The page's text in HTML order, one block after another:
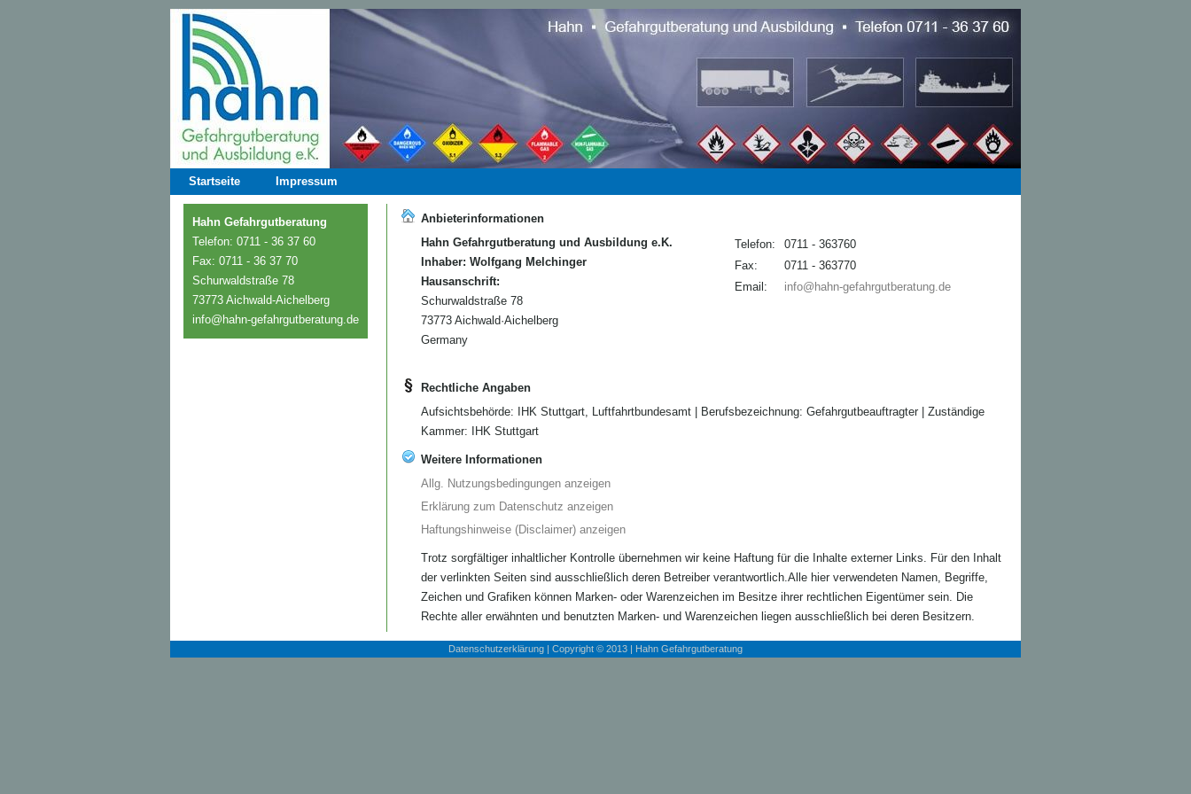
Startseite Impressum
Hahn Gefahrgutberatung
Telefon: 0711 - 36 37 60
Fax: 0711 - 36 37 70
Schurwaldstraße 78
73773 Aichwald-Aichelberg
info@hahn-gefahrgutberatung.de
Anbieterinformationen
Hahn Gefahrgutberatung und Ausbildung e.K.
Inhaber: Wolfgang Melchinger
Hausanschrift:
Schurwaldstraße 78
73773 Aichwald·Aichelberg
Germany
Telefon:
0711 - 363760
Fax:
0711 - 363770
Email:
info@hahn-gefahrgutberatung.de
Rechtliche Angaben
Aufsichtsbehörde: IHK Stuttgart, Luftfahrtbundesamt | Berufsbezeichnung: Gefahrgutbeauftragter | Zuständige
Kammer: IHK Stuttgart
Weitere Informationen
Allg. Nutzungsbedingungen anzeigen
Erklärung zum Datenschutz anzeigen
Haftungshinweise (Disclaimer) anzeigen
Trotz sorgfältiger inhaltlicher Kontrolle übernehmen wir keine Haftung für die Inhalte externer Links. Für den Inhalt
der verlinkten Seiten sind ausschließlich deren Betreiber verantwortlich.Alle hier verwendeten Namen, Begriffe,
Zeichen und Grafiken können Marken- oder Warenzeichen im Besitze ihrer rechtlichen Eigentümer sein. Die
Rechte aller erwähnten und benutzten Marken- und Warenzeichen liegen ausschließlich bei deren Besitzern.
Datenschutzerklärung | Copyright © 2013 | Hahn Gefahrgutberatung